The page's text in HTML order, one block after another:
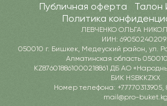
Публичная оферта Талон
Политика
ЛЕВЧЕНКО ОЛЬГА
ИИН:
050010 г. Бишкек, Медеуский район, ул.
Алматинская область
KZ876018861000218861 ДБ АО
БИК HSBKKZKX
Номер телефона: +77770313905,
mail@pro-buket.kg